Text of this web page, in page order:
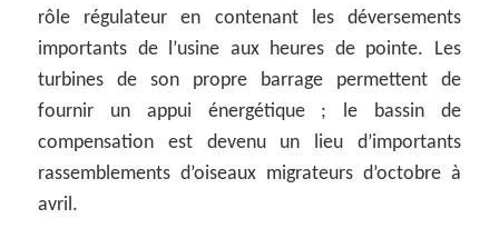
rôle régulateur en contenant les déversements
importants de l’usine aux heures de pointe. Les
turbines de son propre barrage permettent de
fournir un appui énergétique ; le bassin de
compensation est devenu un lieu d’importants
rassemblements d’oiseaux migrateurs d’octobre à
avril.